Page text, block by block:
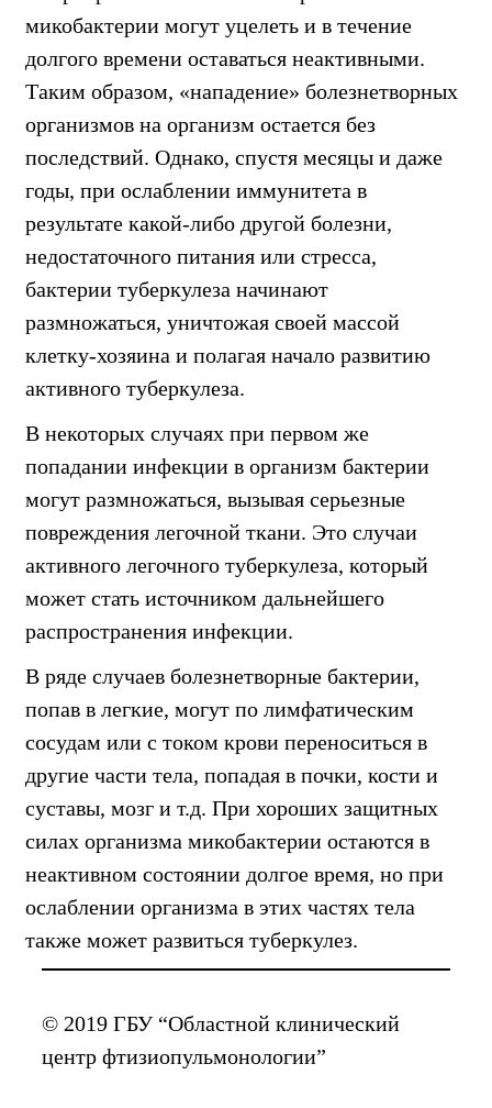
микобактерии могут уцелеть и в течение
долгого времени оставаться неактивными.
Таким образом, «нападение» болезнетворных
организмов на организм остается без
последствий. Однако, спустя месяцы и даже
годы, при ослаблении иммунитета в
результате какой-либо другой болезни,
недостаточного питания или стресса,
бактерии туберкулеза начинают
размножаться, уничтожая своей массой
клетку-хозяина и полагая начало развитию
активного туберкулеза.
В некоторых случаях при первом же
попадании инфекции в организм бактерии
могут размножаться, вызывая серьезные
повреждения легочной ткани. Это случаи
активного легочного туберкулеза, который
может стать источником дальнейшего
распространения инфекции.
В ряде случаев болезнетворные бактерии,
попав в легкие, могут по лимфатическим
сосудам или с током крови переноситься в
другие части тела, попадая в почки, кости и
суставы, мозг и т.д. При хороших защитных
силах организма микобактерии остаются в
неактивном состоянии долгое время, но при
ослаблении организма в этих частях тела
также может развиться туберкулез.
© 2019 ГБУ “Областной клинический
центр фтизиопульмонологии”